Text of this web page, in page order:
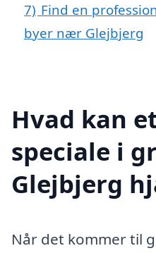
7) Find en
byer nær Glejbjerg
Hvad kan
speciale i
Glejbjerg
Når det kommer til